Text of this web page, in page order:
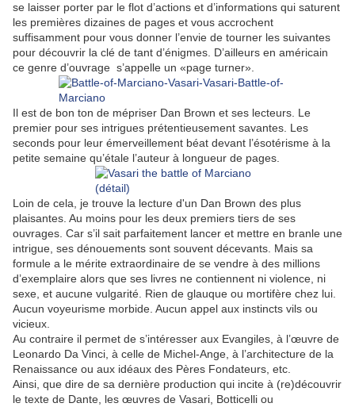
se laisser porter par le flot d’actions et d’informations qui saturent
les premières dizaines de pages et vous accrochent
suffisamment pour vous donner l’envie de tourner les suivantes
pour découvrir la clé de tant d’énigmes. D’ailleurs en américain
ce genre d’ouvrage s’appelle un «page turner».
Il est de bon ton de mépriser Dan Brown et ses lecteurs. Le
premier pour ses intrigues prétentieusement savantes. Les
seconds pour leur émerveillement béat devant l’ésotérisme à la
petite semaine qu’étale l’auteur à longueur de pages.
Loin de cela, je trouve la lecture d'un Dan Brown des plus
plaisantes. Au moins pour les deux premiers tiers de ses
ouvrages. Car s’il sait parfaitement lancer et mettre en branle une
intrigue, ses dénouements sont souvent décevants. Mais sa
formule a le mérite extraordinaire de se vendre à des millions
d’exemplaire alors que ses livres ne contiennent ni violence, ni
sexe, et aucune vulgarité. Rien de glauque ou mortifère chez lui.
Aucun voyeurisme morbide. Aucun appel aux instincts vils ou
vicieux.
Au contraire il permet de s’intéresser aux Evangiles, à l’œuvre de
Leonardo Da Vinci, à celle de Michel-Ange, à l’architecture de la
Renaissance ou aux idéaux des Pères Fondateurs, etc.
Ainsi, que dire de sa dernière production qui incite à (re)découvrir
le texte de Dante, les œuvres de Vasari, Botticelli ou